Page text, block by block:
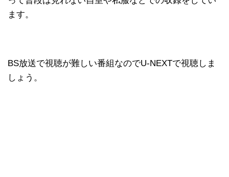
ます。
BS放送で視聴が難しい番組なのでU-NEXTで視聴しま
しょう。